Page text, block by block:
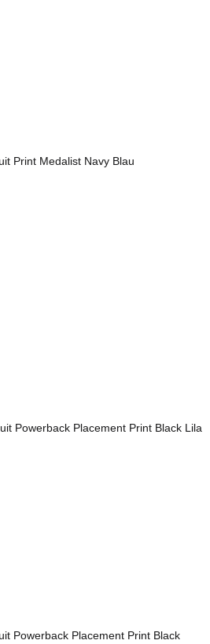
Print Medalist Navy Blau
Powerback Placement Print Black